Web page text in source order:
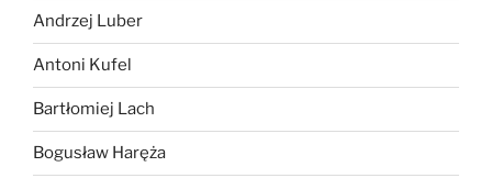
Andrzej Luber
Antoni Kufel
Bartłomiej Lach
Bogusław Haręża